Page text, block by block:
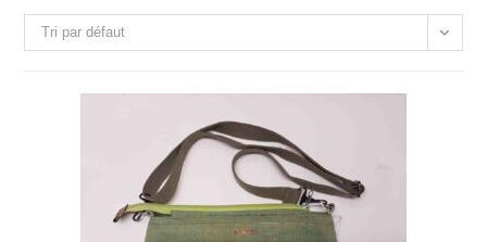
Tri par défaut